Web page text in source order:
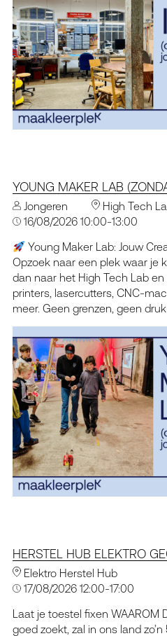
YOUNG MAKER LAB
Jongeren
High Tech
16/08/2026 10:00-13:00
Young Maker Lab: Jouw
Opzoek naar een plek waar je
dan naar het High Tech Lab
printers, lasercutters, CNC-
meer. Geen grenzen, geen
HERSTEL HUB ELEKTRO
Elektro Herstel Hub
17/08/2026 12:00-17:00
Laat je toestel fixen WAAROM
goed zoekt, zal in ons land